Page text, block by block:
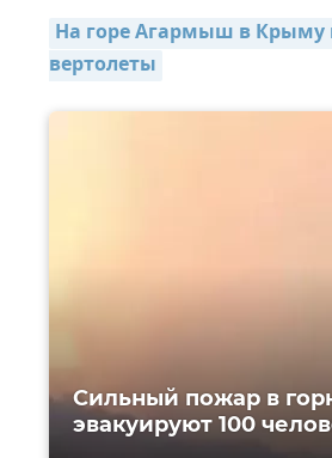
На горе Агармыш в Крыму
вертолеты
Сильный пожар в
эвакуируют 100